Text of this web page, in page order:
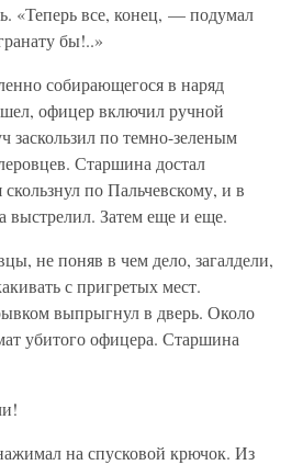
«Теперь все, конец, — подумал
бы!..»
собирающегося в наряд
офицер включил ручной
заскользил по темно-зеленым
Старшина достал
по Пальчевскому, и в
выстрелил. Затем еще и еще.
не поняв в чем дело, загалдели,
с пригретых мест.
выпрыгнул в дверь. Около
убитого офицера. Старшина
на спусковой крючок. Из